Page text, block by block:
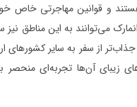
و قوانین مهاجرتی خاص خود
می‌توانند به این مناطق نیز
از سفر به سایر کشورهای
زیبای آن‌ها تجربه‌ای منحصر